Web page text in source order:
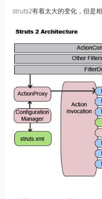
struts2有着太大的变化，但是